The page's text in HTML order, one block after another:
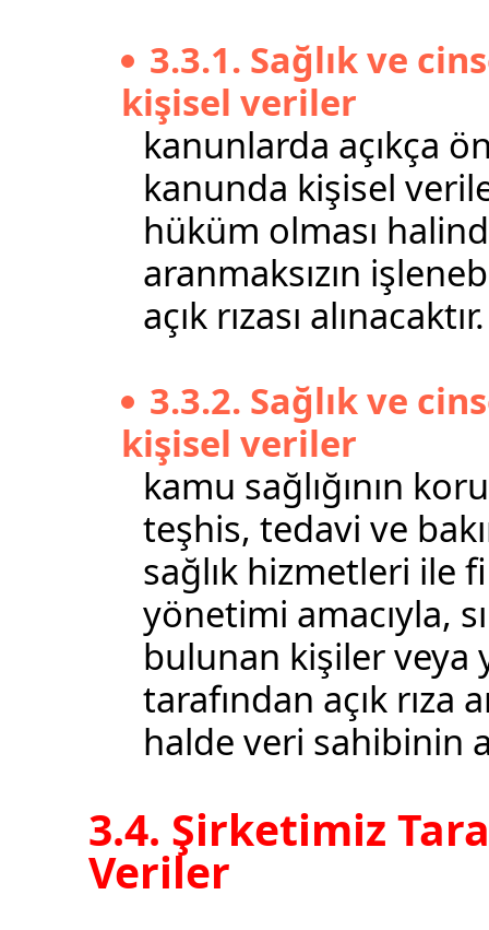
3.3.1. Sağlık ve
kişisel veriler
kanunlarda açıkça
kanunda kişisel
hüküm olması
aranmaksızın
açık rızası alınacaktır.
3.3.2. Sağlık ve
kişisel veriler
kamu sağlığının
teşhis, tedavi ve
sağlık hizmetleri ile
yönetimi amacıyla,
bulunan kişiler
tarafından açık rıza
halde veri sahibinin
3.4. Şirketimiz
Veriler